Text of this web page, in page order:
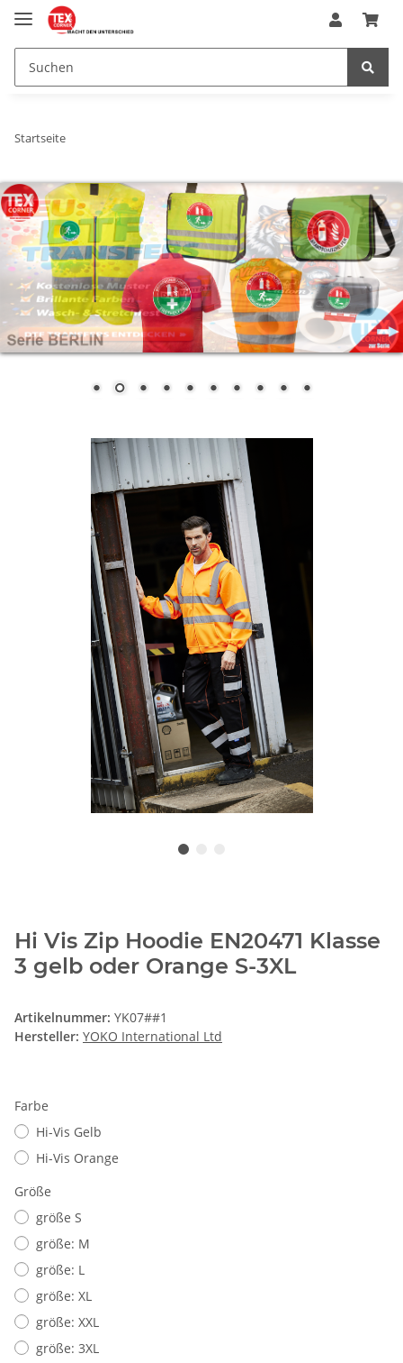
Startseite
Hi Vis Zip Hoodie EN20471 Klasse
3 gelb oder Orange S-3XL
Artikelnummer: YK07##1
Hersteller: YOKO International Ltd
Farbe
Hi-Vis Gelb
Hi-Vis Orange
Größe
größe S
größe: M
größe: L
größe: XL
größe: XXL
größe: 3XL